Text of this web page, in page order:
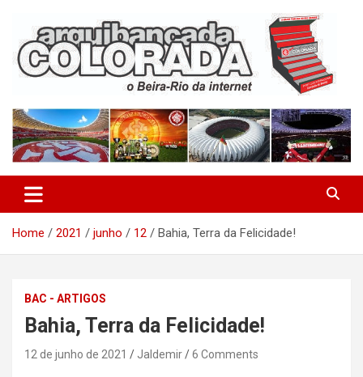
content
Arquibancada Colorada
Home 2021 junho 12 Bahia, Terra da Felicidade!
BAC - ARTIGOS
Bahia, Terra da Felicidade!
12 de junho de 2021 Jaldemir 6 Comments